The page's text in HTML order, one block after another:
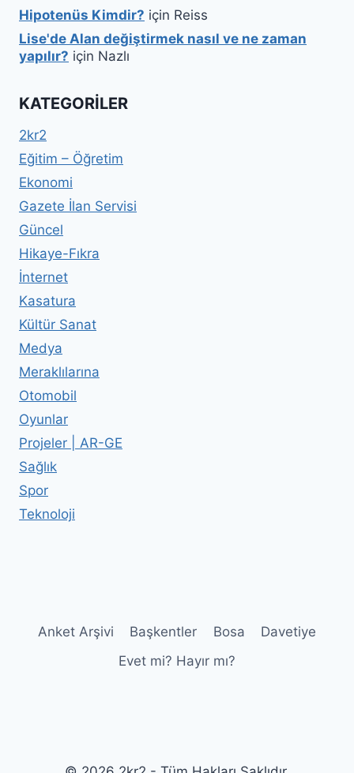
Hipotenüs Kimdir? için Reiss
Lise'de Alan değiştirmek nasıl ve ne zaman
yapılır? için Nazlı
KATEGORILER
2kr2
Eğitim – Öğretim
Ekonomi
Gazete İlan Servisi
Güncel
Hikaye-Fıkra
İnternet
Kasatura
Kültür Sanat
Medya
Meraklılarına
Otomobil
Oyunlar
Projeler | AR-GE
Sağlık
Spor
Teknoloji
Anket Arşivi Başkentler Bosa
Davetiye
Evet mi? Hayır mı?